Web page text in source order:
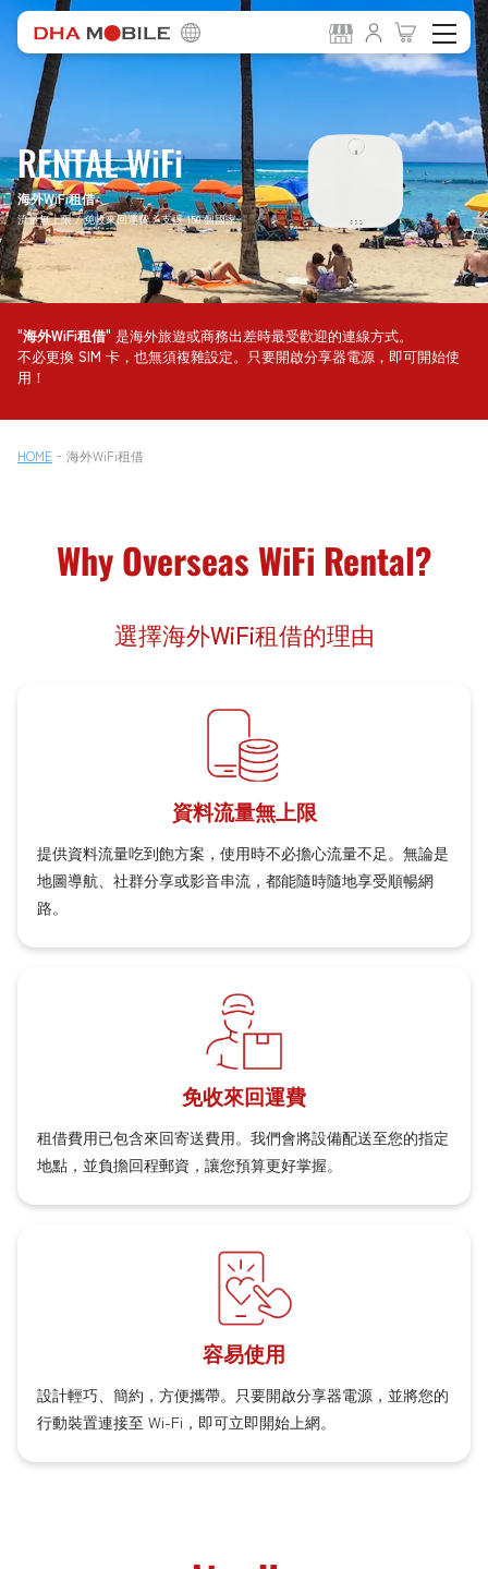
RENTAL WiFi
海外WiFi租借
流量無上限 / 免收來回運費 / 支援 150 個國家
"海外WiFi租借" 是海外旅遊或商務出差時最受歡迎的連線方式。
不必更換 SIM 卡，也無須複雜設定。只要開啟分享器電源，即可開始使
用！
HOME - 海外WiFi租借
Why Overseas WiFi Rental?
選擇海外WiFi租借的理由
資料流量無上限
提供資料流量吃到飽方案，使用時不必擔心流量不足。無論是
地圖導航、社群分享或影音串流，都能隨時隨地享受順暢網
路。
免收來回運費
租借費用已包含來回寄送費用。我們會將設備配送至您的指定
地點，並負擔回程郵資，讓您預算更好掌握。
容易使用
設計輕巧、簡約，方便攜帶。只要開啟分享器電源，並將您的
行動裝置連接至 Wi-Fi，即可立即開始上網。